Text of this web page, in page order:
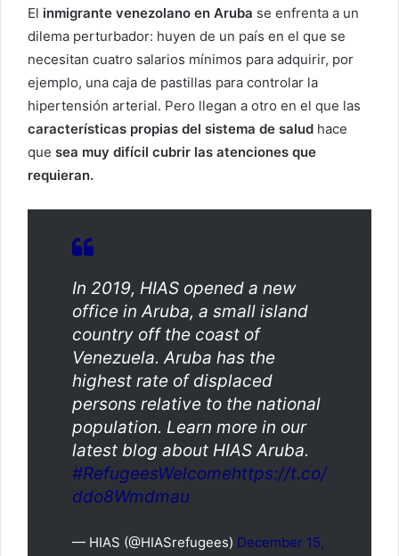
El inmigrante venezolano en Aruba se enfrenta a un
dilema perturbador: huyen de un país en el que se
necesitan cuatro salarios mínimos para adquirir, por
ejemplo, una caja de pastillas para controlar la
hipertensión arterial. Pero llegan a otro en el que las
características propias del sistema de salud hace
que sea muy difícil cubrir las atenciones que
requieran.
In 2019, HIAS opened a new
office in Aruba, a small island
country off the coast of
Venezuela. Aruba has the
highest rate of displaced
persons relative to the national
population. Learn more in our
latest blog about HIAS Aruba.
#RefugeesWelcomehttps://t.co/
ddo8Wmdmau
— HIAS (@HIASrefugees) December 15,